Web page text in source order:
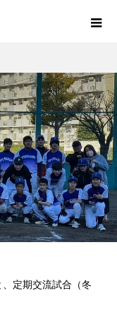
定期交流試合（冬